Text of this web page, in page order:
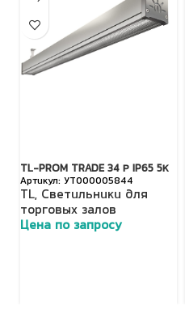
TL-PROM TRADE 34 Р IP65 5К
УТ000005844
TL, Светильники для
торговых залов
Цена по запросу